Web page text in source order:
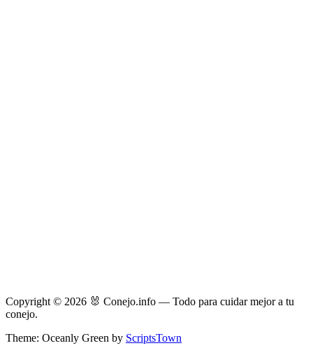
Copyright © 2026 🐰 Conejo.info — Todo para cuidar mejor a tu
conejo.
Theme: Oceanly Green by ScriptsTown